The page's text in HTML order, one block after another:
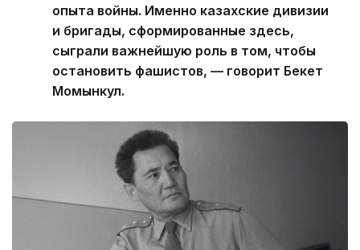
опыта войны. Именно казахские дивизии
и бригады, сформированные здесь,
сыграли важнейшую роль в том, чтобы
остановить фашистов, — говорит Бекет
Момынкул.